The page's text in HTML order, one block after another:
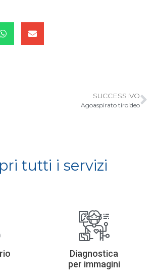
SUCCESSIVO
Agoaspirato tiroideo
tutti i servizi
Diagnostica
per immagini